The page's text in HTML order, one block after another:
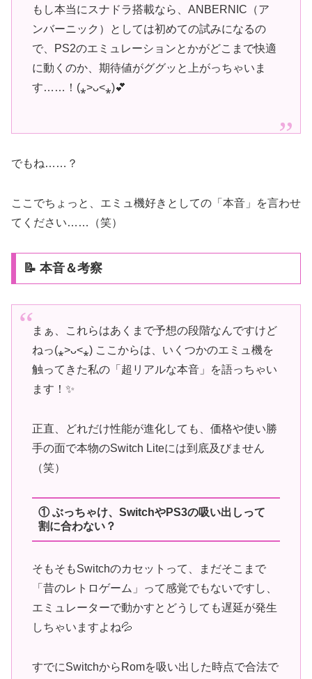
もし本当にスナドラ搭載なら、ANBERNIC（ア
ンバーニック）としては初めての試みになるの
で、PS2のエミュレーションとかがどこまで快適
に動くのか、期待値がググッと上がっちゃいま
す……！(⁎˃ᴗ˂⁎)💕
でもね……？
ここでちょっと、エミュ機好きとしての「本音」を言わせ
てください……（笑）
📝 本音＆考察
まぁ、これらはあくまで予想の段階なんですけど
ねっ(⁎˃ᴗ˂⁎) ここからは、いくつかのエミュ機を
触ってきた私の「超リアルな本音」を語っちゃい
ます！✨
正直、どれだけ性能が進化しても、価格や使い勝
手の面で本物のSwitch Liteには到底及びません
（笑）
① ぶっちゃけ、SwitchやPS3の吸い出しって
割に合わない？
そもそもSwitchのカセットって、まだそこまで
「昔のレトロゲーム」って感覚でもないですし、
エミュレーターで動かすとどうしても遅延が発生
しちゃいますよね💦
すでにSwitchからRomを吸い出した時点で合法で